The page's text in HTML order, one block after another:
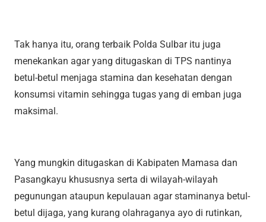
Tak hanya itu, orang terbaik Polda Sulbar itu juga
menekankan agar yang ditugaskan di TPS nantinya
betul-betul menjaga stamina dan kesehatan dengan
konsumsi vitamin sehingga tugas yang di emban juga
maksimal.
Yang mungkin ditugaskan di Kabipaten Mamasa dan
Pasangkayu khususnya serta di wilayah-wilayah
pegunungan ataupun kepulauan agar staminanya betul-
betul dijaga, yang kurang olahraganya ayo di rutinkan,